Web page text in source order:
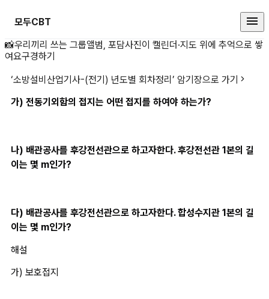
모두CBT
가) 전동기외함의 접지는 어떤 접
📸우리끼리 쓰는 그룹앨범, 포담사진이 캘린더·지도 위에 추억으로 쌓
여요구경하기
‘소방설비산업기사-(전기) 년도별 회차정리 ’ 암기장으로 가기
가) 전동기외함의 접지는 어떤 접지를 하여야 하는가?
나) 배관공사를 후강전선관으로 하고자한다. 후강전선관 1본의 길
이는 몇 m인가?
다) 배관공사를 후강전선관으로 하고자한다. 합성수지관 1본의 길
이는 몇 m인가?
해설
가) 보호접지